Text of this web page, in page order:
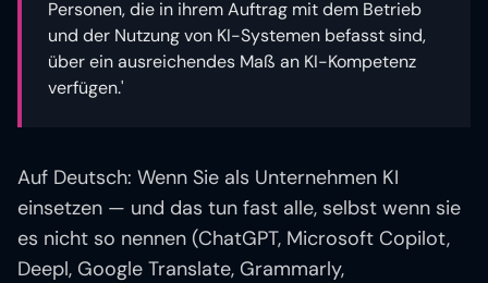
Personen, die in ihrem Auftrag mit dem Betrieb
und der Nutzung von KI-Systemen befasst sind,
über ein ausreichendes Maß an KI-Kompetenz
verfügen.'
Auf Deutsch: Wenn Sie als Unternehmen KI
einsetzen — und das tun fast alle, selbst wenn sie
es nicht so nennen (ChatGPT, Microsoft Copilot,
Deepl, Google Translate, Grammarly,